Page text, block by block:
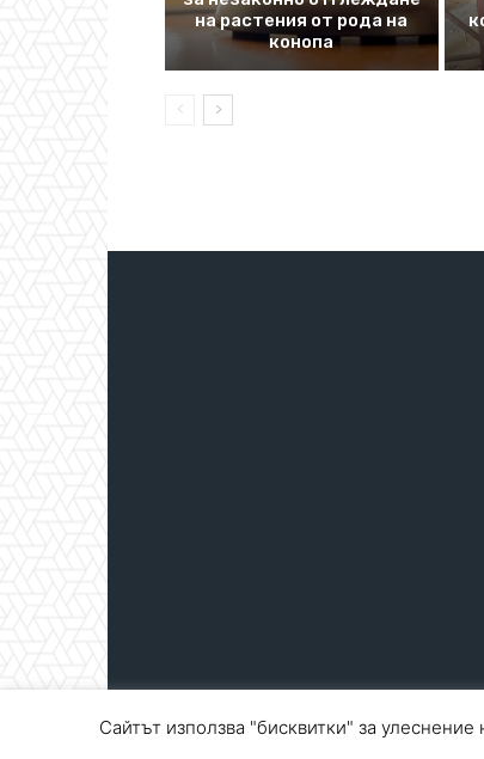
на растения от рода на
конопа
Сайтът използва "бисквитки" за